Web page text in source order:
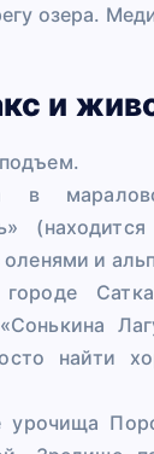
озера.
и
и
найти